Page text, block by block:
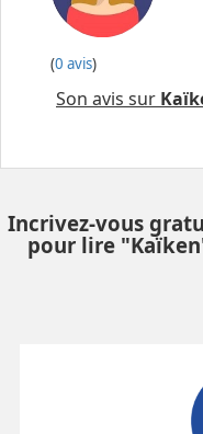
(0 avis)
Son avis sur
Incrivez-vous
pour lire